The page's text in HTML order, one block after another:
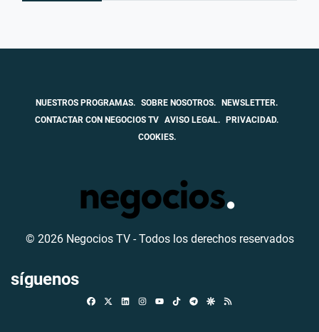
NUESTROS PROGRAMAS. SOBRE NOSOTROS. NEWSLETTER.
CONTACTAR CON NEGOCIOS TV AVISO LEGAL. PRIVACIDAD.
COOKIES.
© 2026 Negocios TV - Todos los derechos reservados
síguenos
FacebookLinkedinInstagramTikTokTelegramGoogle Discover